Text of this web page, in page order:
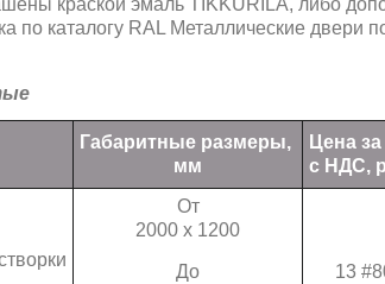
краской эмаль TIKKURILA, либо
каталогу RAL Металлические двери
Габаритные размеры,
мм
Цена
с НДС,
От
2000 х 1200
До
13